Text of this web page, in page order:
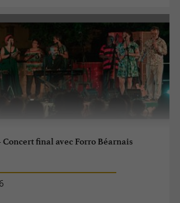
Concert final avec Forro Béarnais